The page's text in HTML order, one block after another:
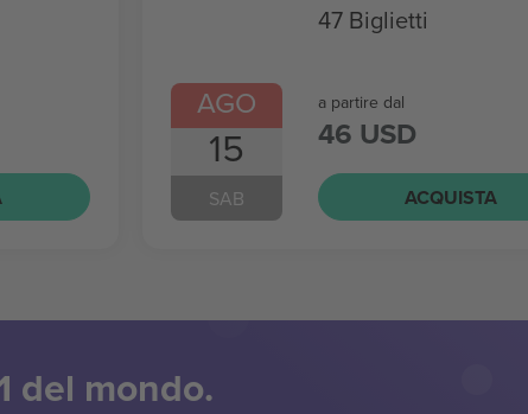
AGO
15
SAB
47 Biglietti
a partire dal
46 USD
ACQUISTA
del mondo.